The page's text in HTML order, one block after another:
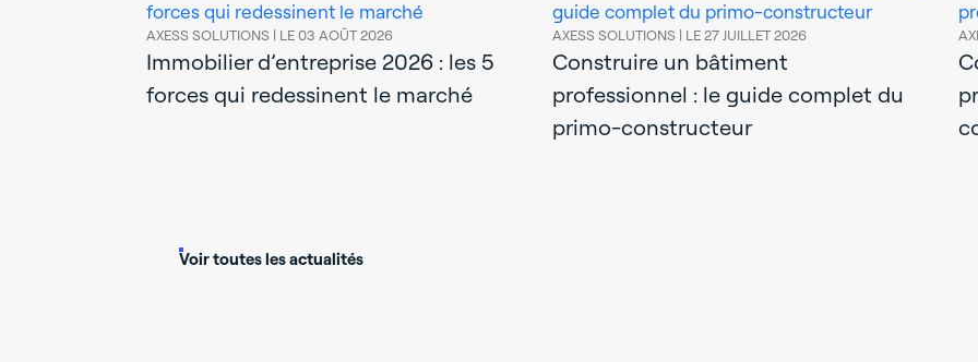
AXESS SOLUTIONS | LE 03 AOÛT 2026
Immobilier d’entreprise 2026 : les 5
forces qui redessinent le marché
AXESS SOLUTIONS | LE 27 JUILLET 2026
Construire un bâtiment
professionnel : le guide complet du
primo-constructeur
Voir toutes les actualités